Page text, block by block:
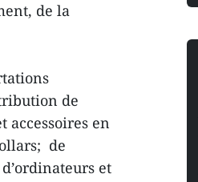
de la
de
accessoires en
de
et